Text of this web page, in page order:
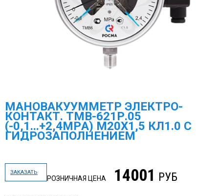
МАНОВАКУУММЕТР ЭЛЕКТРО-
КОНТАКТ. ТМВ-621Р.05
(-0,1...+2,4МPА) М20Х1,5 КЛ1.0 С
ГИДРОЗАПОЛНЕНИЕМ
ЗАКАЗАТЬ
РОЗНИЧНАЯ ЦЕНА 14001 РУБ